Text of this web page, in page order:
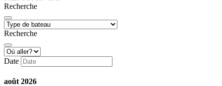
Recherche
Recherche
Date
août 2026